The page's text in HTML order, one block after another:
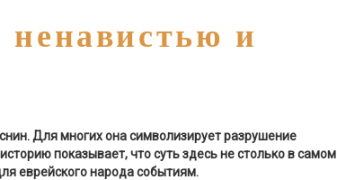
ненавистью и
Для многих она символизирует разрушение
показывает, что суть здесь не столько в самом
еврейского народа событиям.